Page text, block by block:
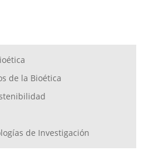
de la Bioética
de Investigación